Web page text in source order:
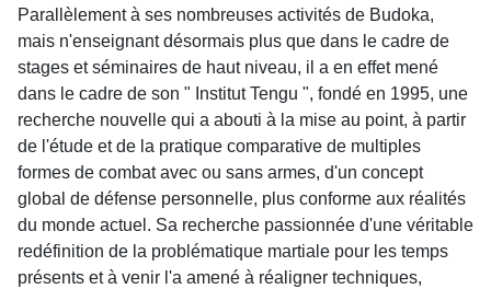
Parallèlement à ses nombreuses activités de Budoka,
mais n'enseignant désormais plus que dans le cadre de
stages et séminaires de haut niveau, il a en effet mené
dans le cadre de son " Institut Tengu ", fondé en 1995, une
recherche nouvelle qui a abouti à la mise au point, à partir
de l'étude et de la pratique comparative de multiples
formes de combat avec ou sans armes, d'un concept
global de défense personnelle, plus conforme aux réalités
du monde actuel. Sa recherche passionnée d'une véritable
redéfinition de la problématique martiale pour les temps
présents et à venir l'a amené à réaligner techniques,